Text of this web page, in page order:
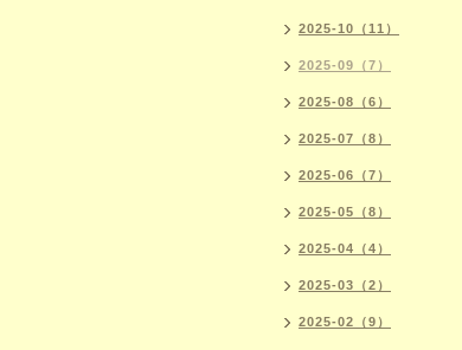
2025-10（11）
2025-09（7）
2025-08（6）
2025-07（8）
2025-06（7）
2025-05（8）
2025-04（4）
2025-03（2）
2025-02（9）